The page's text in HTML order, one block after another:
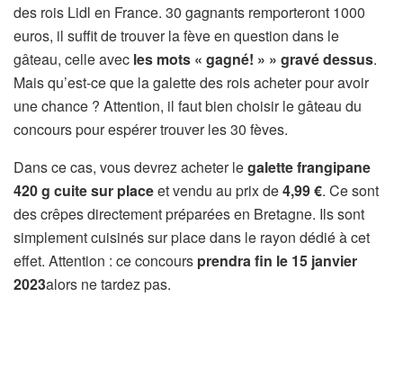
des rois Lidl en France. 30 gagnants remporteront 1000
euros, il suffit de trouver la fève en question dans le
gâteau, celle avec les mots « gagné! » » gravé dessus.
Mais qu’est-ce que la galette des rois acheter pour avoir
une chance ? Attention, il faut bien choisir le gâteau du
concours pour espérer trouver les 30 fèves.
Dans ce cas, vous devrez acheter legalette frangipane
420 g cuite sur placeet vendu au prix de4,99 €. Ce sont
des crêpes directement préparées en Bretagne. Ils sont
simplement cuisinés sur place dans le rayon dédié à cet
effet. Attention : ce concours prendra fin le 15 janvier
2023alors ne tardez pas.